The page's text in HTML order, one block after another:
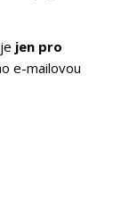
jen pro
e-mailovou